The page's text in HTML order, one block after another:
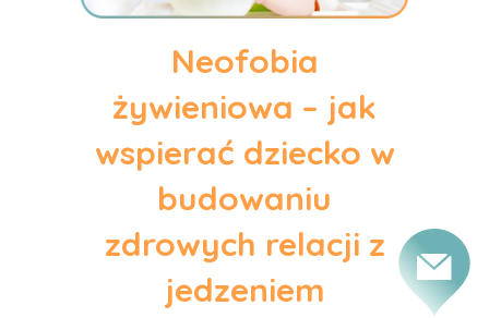
Neofobia
żywieniowa – jak
wspierać dziecko w
budowaniu
zdrowych relacji z
jedzeniem